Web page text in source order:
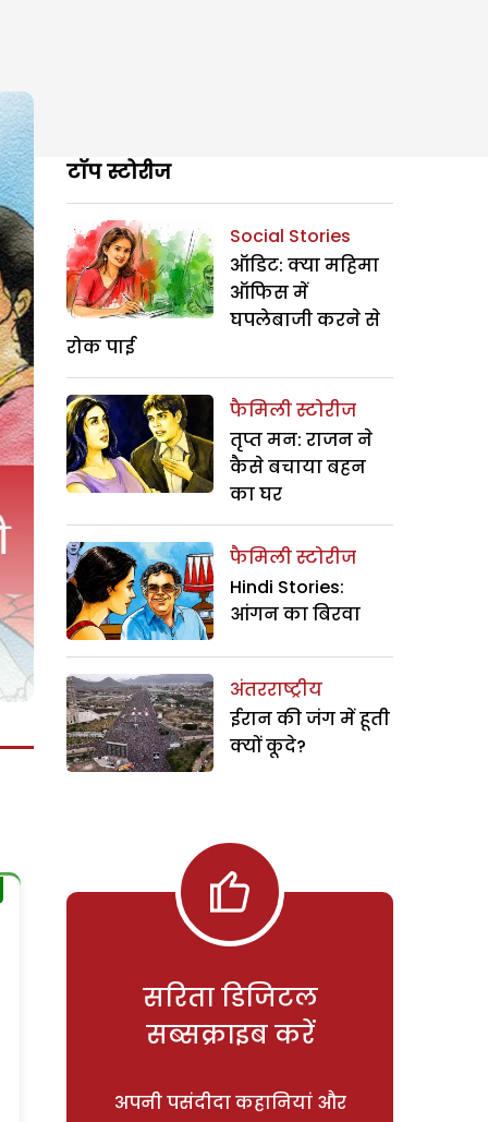
टॉप स्टोरीज
Social Stories
ऑडिट: क्या महिमा
ऑफिस में
घपलेबाजी करने से
रोक पाई
फैमिली स्टोरीज
तृप्त मन: राजन ने
कैसे बचाया बहन
का घर
फैमिली स्टोरीज
Hindi Stories:
आंगन का बिरवा
अंतरराष्ट्रीय
ईरान की जंग में हूती
क्यों कूदे?
सरिता डिजिटल
सब्सक्राइब करें
अपनी पसंदीदा कहानियां और